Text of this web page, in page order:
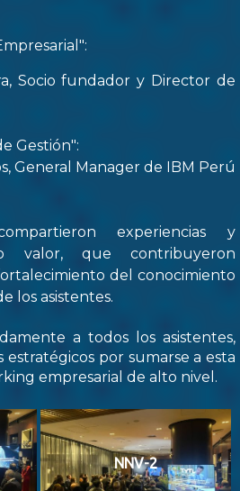
Socio fundador y Director de
Gestión":
General Manager de IBM Perú
experiencias y
valor, que contribuyeron
del conocimiento
los asistentes.
a todos los asistentes,
estratégicos por sumarse a esta
empresarial de alto nivel.
NNV-2